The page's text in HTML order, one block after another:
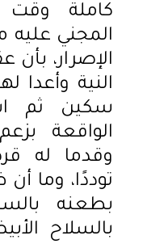
كاملة وقت
المجني
الإصرار، بأن
النية وأعدا
سكين ثم
الواقعة
وقدما له
توددًا، وما أن
بطعنه
بالسلاح